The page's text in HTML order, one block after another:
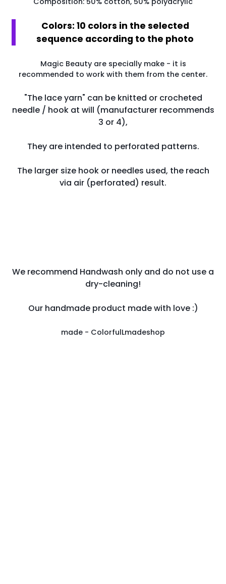
Colors: 10 colors in the selected
sequence according to the photo
Magic Beauty are specially make - it is
recommended to work with them from the center.
"The lace yarn" can be knitted or crocheted
needle / hook at will (manufacturer recommends
3 or 4),
They are intended to perforated patterns.
The larger size hook or needles used, the reach
via air (perforated) result.
We recommend Handwash only and do not use a
dry-cleaning!
Our handmade product made with love :)
made - ColorfulLmadeshop